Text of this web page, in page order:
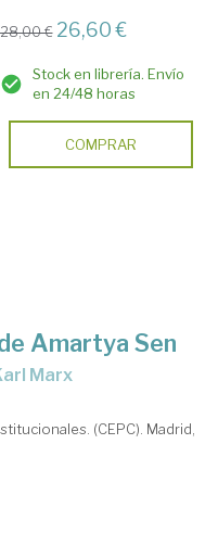
28,00 € 26,60 €
Stock en librería. Envío
en 24/48 horas
COMPRAR
Amartya Sen
Marx
(CEPC). Madrid,